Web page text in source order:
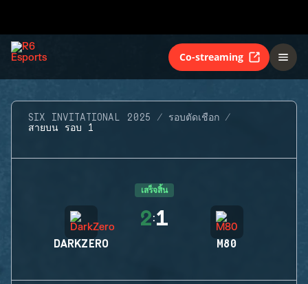
Co-streaming
SIX INVITATIONAL 2025
รอบตัดเชือก
สายบน รอบ 1
เสร็จสิ้น
DARKZERO
2:1
M80